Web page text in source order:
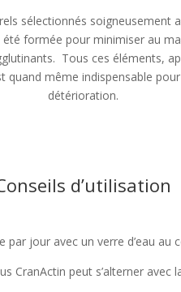
sélectionnés soigneusement
formée pour minimiser au
Tous ces éléments,
quand même indispensable
détérioration.
d’utilisation
par jour avec un verre d’eau au
CranActin peut s’alterner avec